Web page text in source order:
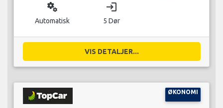
miscellaneous_services
Automatisk
login
5 Dør
VIS DETALJER...
ØKONOMI